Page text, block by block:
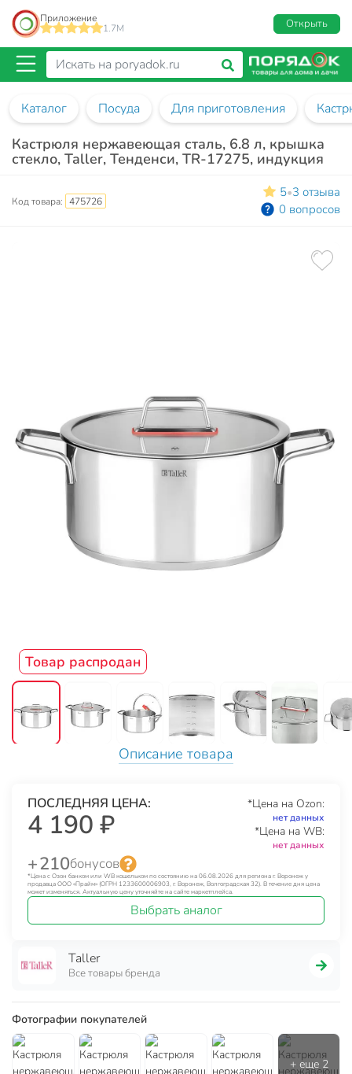
Приложение
1.7M
Открыть
Каталог Посуда Для приготовления
Кастрюля нержавеющая сталь, 6.8 л, крышка
стекло, Taller, Тенденси, TR-17275, индукция
Код товара: 475726
5•3 отзыва
0 вопросов
Товар распродан
Описание товара
ПОСЛЕДНЯЯ ЦЕНА:
4 190 ₽
*Цена на Ozon:
нет данных
*Цена на WB:
нет данных
+ 210бонусов
*Цена с Озон банком или WB кошельком по состоянию на 06.08.2026 для региона г. Воронеж у
продавца ООО «Прайм» (ОГРН 1233600006903, г. Воронеж, Волгоградская 32). В течение дня цена
может изменяться. Актуальную цену уточняйте на сайте маркетплейса.
Выбрать аналог
Taller
Все товары бренда
Фотографии покупателей